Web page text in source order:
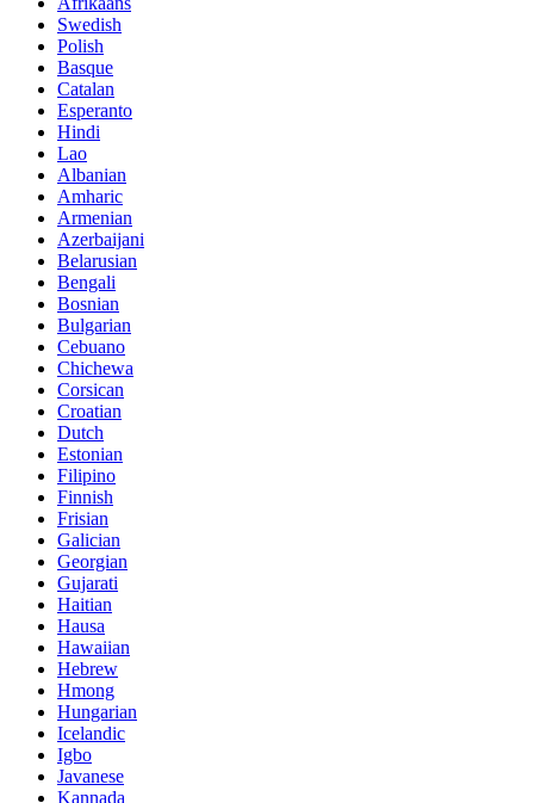
Swedish
Polish
Basque
Catalan
Esperanto
Hindi
Lao
Albanian
Amharic
Armenian
Azerbaijani
Belarusian
Bengali
Bosnian
Bulgarian
Cebuano
Chichewa
Corsican
Croatian
Dutch
Estonian
Filipino
Finnish
Frisian
Galician
Georgian
Gujarati
Haitian
Hausa
Hawaiian
Hebrew
Hmong
Hungarian
Icelandic
Igbo
Javanese
Kannada